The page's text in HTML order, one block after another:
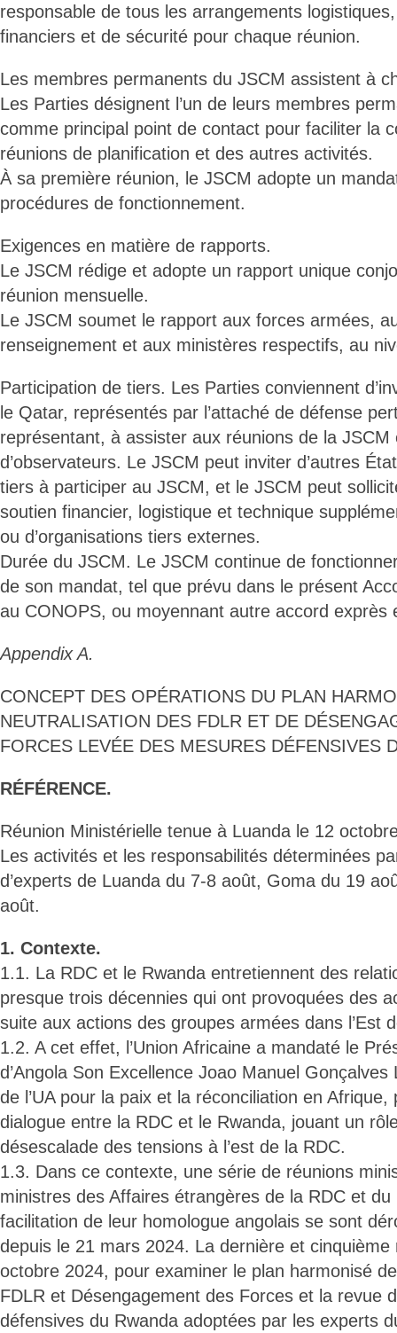
responsable de tous les arrangements
financiers et de sécurité pour chaque réunion.
Les membres permanents du JSCM assistent à
Les Parties désignent l’un de leurs membres
comme principal point de contact pour faciliter la
réunions de planification et des autres activités.
À sa première réunion, le JSCM adopte un
procédures de fonctionnement.
Exigences en matière de rapports.
Le JSCM rédige et adopte un rapport unique
réunion mensuelle.
Le JSCM soumet le rapport aux forces armées,
renseignement et aux ministères respectifs, au
Participation de tiers. Les Parties conviennent
le Qatar, représentés par l’attaché de défense
représentant, à assister aux réunions de la JSCM
d’observateurs. Le JSCM peut inviter d’autres
tiers à participer au JSCM, et le JSCM peut
soutien financier, logistique et technique
ou d’organisations tiers externes.
Durée du JSCM. Le JSCM continue de
de son mandat, tel que prévu dans le présent
au CONOPS, ou moyennant autre accord exprès
Appendix A.
CONCEPT DES OPÉRATIONS DU PLAN
NEUTRALISATION DES FDLR ET DE
FORCES LEVÉE DES MESURES DÉFENSIVES
RÉFÉRENCE.
Réunion Ministérielle tenue à Luanda le 12
Les activités et les responsabilités déterminées
d’experts de Luanda du 7-8 août, Goma du 19
août.
1. Contexte.
1.1. La RDC et le Rwanda entretiennent des
presque trois décennies qui ont provoquées des
suite aux actions des groupes armées dans l’Est
1.2. A cet effet, l’Union Africaine a mandaté le
d’Angola Son Excellence Joao Manuel
de l’UA pour la paix et la réconciliation en Afrique,
dialogue entre la RDC et le Rwanda, jouant un
désescalade des tensions à l’est de la RDC.
1.3. Dans ce contexte, une série de réunions
ministres des Affaires étrangères de la RDC et du
facilitation de leur homologue angolais se sont
depuis le 21 mars 2024. La dernière et cinquième
octobre 2024, pour examiner le plan harmonisé
FDLR et Désengagement des Forces et la revue
défensives du Rwanda adoptées par les experts